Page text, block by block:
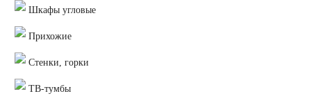
Шкафы угловые
Прихожие
Стенки, горки
ТВ-тумбы